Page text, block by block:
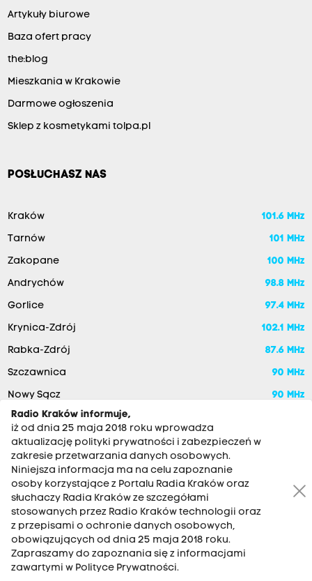
Artykuły biurowe
Baza ofert pracy
the:blog
Mieszkania w Krakowie
Darmowe ogłoszenia
Sklep z kosmetykami tolpa.pl
POSŁUCHASZ NAS
Kraków 101.6 MHz
Tarnów 101 MHz
Zakopane 100 MHz
Andrychów 98.8 MHz
Gorlice 97.4 MHz
Krynica-Zdrój 102.1 MHz
Rabka-Zdrój 87.6 MHz
Szczawnica 90 MHz
Nowy Sącz 90 MHz
RADIO KRAKÓW SA. Aleja Juliusza Słowackiego 22, 30-007
Kraków
Antena: 12 200 33 33
Radio Kraków informuje,
iż od dnia 25 maja 2018 roku wprowadza
aktualizację polityki prywatności i zabezpieczeń w
zakresie przetwarzania danych osobowych.
Niniejsza informacja ma na celu zapoznanie
osoby korzystające z Portalu Radia Kraków oraz
słuchaczy Radia Kraków ze szczegółami
stosowanych przez Radio Kraków technologii oraz
z przepisami o ochronie danych osobowych,
obowiązujących od dnia 25 maja 2018 roku.
Zapraszamy do zapoznania się z informacjami
zawartymi w Polityce Prywatności.